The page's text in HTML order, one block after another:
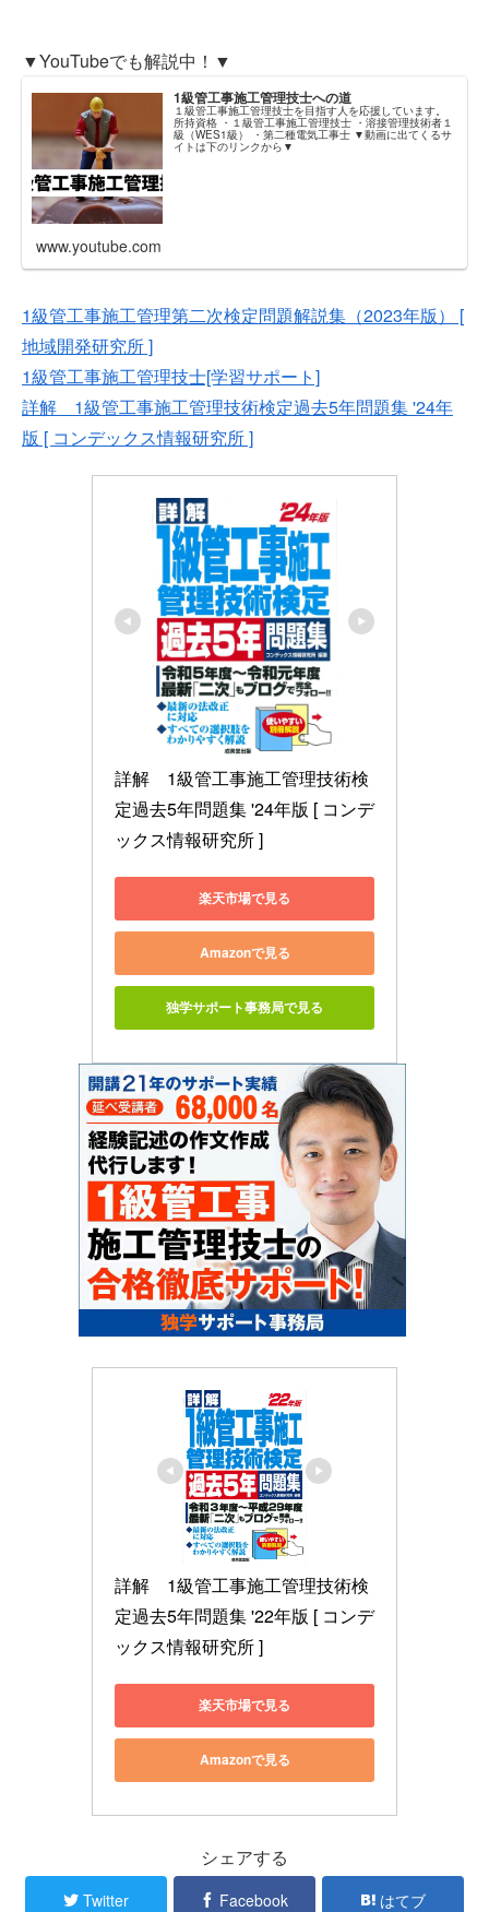
▼YouTubeでも解説中！▼
1級管工事施工管理技士への道
１級管工事施工管理技士を目指す人を応援しています。
所持資格 ・１級管工事施工管理技士 ・溶接管理技術者１
級（WES1級） ・第二種電気工事士 ▼動画に出てくるサ
イトは下のリンクから▼
www.youtube.com
1級管工事施工管理第二次検定問題解説集（2023年版） [
地域開発研究所 ]
1級管工事施工管理技士[学習サポート]
詳解 1級管工事施工管理技術検定過去5年問題集 '24年
版 [ コンデックス情報研究所 ]
詳解　1級管工事施工管理技術検
定過去5年問題集 '24年版 [ コンデ
ックス情報研究所 ]
楽天市場で見る
Amazonで見る
独学サポート事務局で見る
詳解　1級管工事施工管理技術検
定過去5年問題集 '22年版 [ コンデ
ックス情報研究所 ]
楽天市場で見る
Amazonで見る
シェアする
Twitter Facebook はてブ